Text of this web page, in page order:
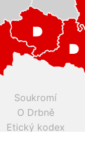
Soukromí
O Drbně
Etický kodex